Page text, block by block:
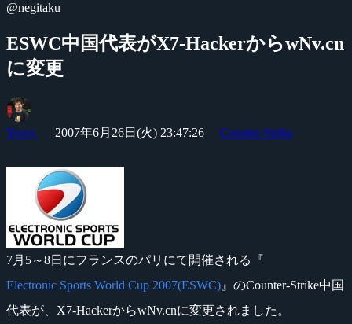
@negitaku
ESWC中国代表がX7-HackerからwNv.cn
に変更
Yossy 2007年6月26日(火) 23:47:26 Counter-Strike
7月5～8日にフランスのパリにて開催される『
Electronic Sports World Cup 2007(ESWC) 』のCounter-Strike中国
代表が、X7-HackerからwNv.cnに変更されました。